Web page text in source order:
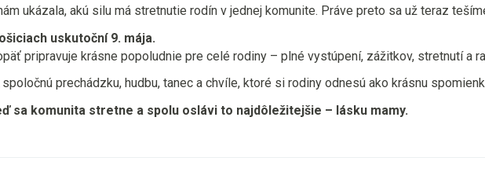
ukázala, akú silu má stretnutie rodín v jednej komunite. Práve preto sa už teraz
uskutoční 9. mája.
pripravuje krásne popoludnie pre celé rodiny – plné vystúpení, zážitkov, stretnutí a
prechádzku, hudbu, tanec a chvíle, ktoré si rodiny odnesú ako krásnu
sa komunita stretne a spolu oslávi to najdôležitejšie – lásku mamy.